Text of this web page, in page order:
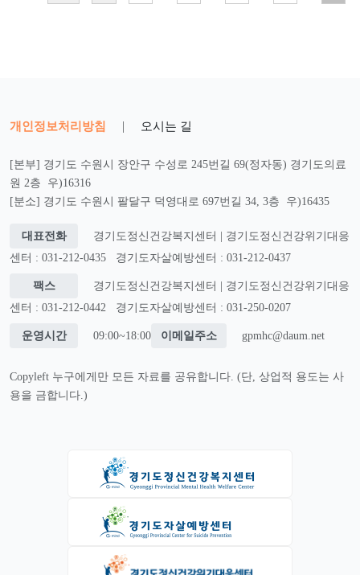
개인정보처리방침 | 오시는 길
[본부] 경기도 수원시 장안구 수성로 245번길 69(정자동) 경기도의료
원 2층 우)16316
[분소] 경기도 수원시 팔달구 덕영대로 697번길 34, 3층 우)16435
대표전화
경기도정신건강복지센터 | 경기도정신건강위기대응
센터 : 031-212-0435
경기도자살예방센터 : 031-212-0437
팩스
경기도정신건강복지센터 | 경기도정신건강위기대응
센터 : 031-212-0442
경기도자살예방센터 : 031-250-0207
운영시간 09:00~18:00 이메일주소 gpmhc@daum.net
Copyleft 누구에게만 모든 자료를 공유합니다. (단, 상업적 용도는 사
용을 금합니다.)